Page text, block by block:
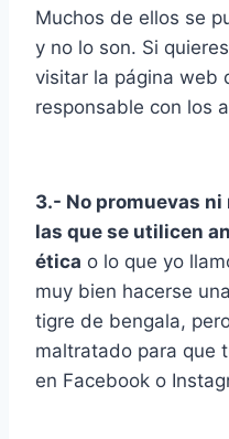
Muchos de ellos se
y no lo son. Si
visitar la página web
responsable con los
3.- No promuevas
las que se utilicen
ética o lo que yo
muy bien hacerse
tigre de bengala,
maltratado para que
en Facebook o